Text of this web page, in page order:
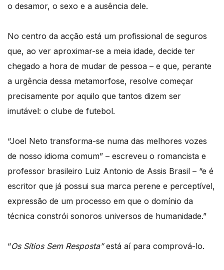
o desamor, o sexo e a ausência dele.
No centro da acção está um profissional de seguros
que, ao ver aproximar-se a meia idade, decide ter
chegado a hora de mudar de pessoa – e que, perante
a urgência dessa metamorfose, resolve começar
precisamente por aquilo que tantos dizem ser
imutável: o clube de futebol.
“Joel Neto transforma-se numa das melhores vozes
de nosso idioma comum” – escreveu o romancista e
professor brasileiro Luiz Antonio de Assis Brasil – “e é
escritor que já possui sua marca perene e perceptível,
expressão de um processo em que o domínio da
técnica constrói sonoros universos de humanidade.”
“Os Sítios Sem Resposta”está aí para comprová-lo.